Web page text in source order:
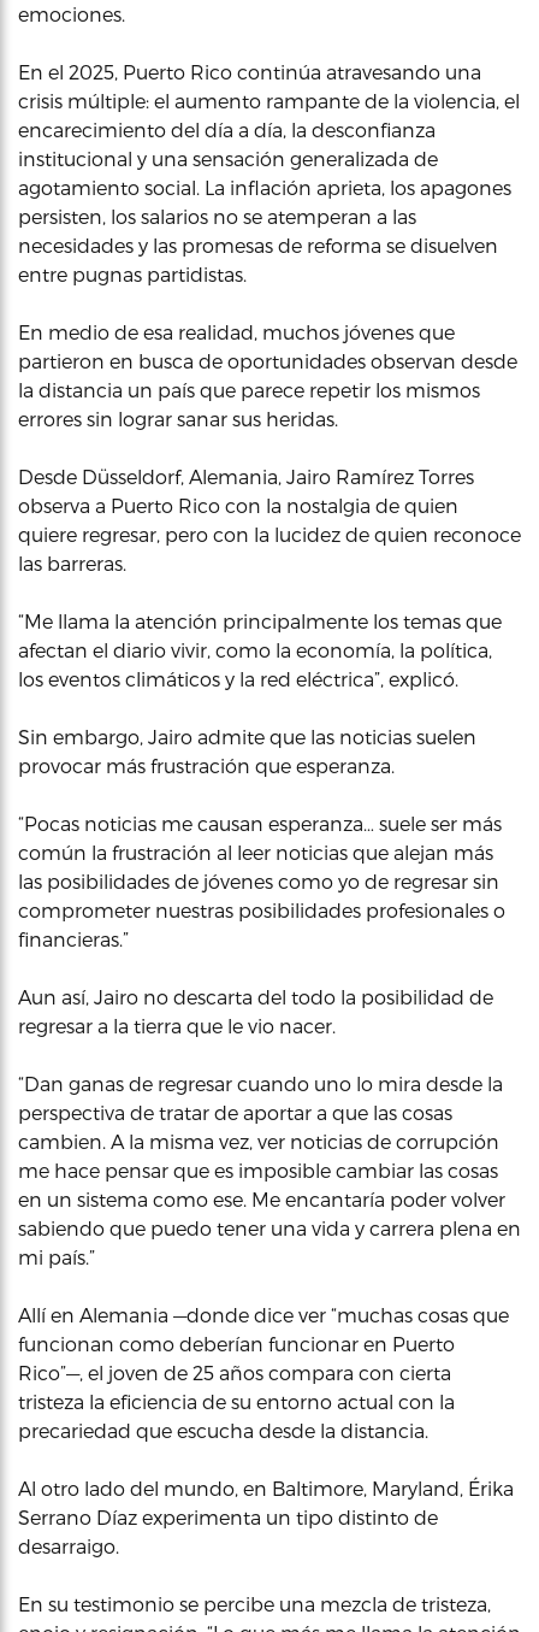
emociones.
En el 2025, Puerto Rico continúa atravesando una
crisis múltiple: el aumento rampante de la violencia, el
encarecimiento del día a día, la desconfianza
institucional y una sensación generalizada de
agotamiento social. La inflación aprieta, los apagones
persisten, los salarios no se atemperan a las
necesidades y las promesas de reforma se disuelven
entre pugnas partidistas.
En medio de esa realidad, muchos jóvenes que
partieron en busca de oportunidades observan desde
la distancia un país que parece repetir los mismos
errores sin lograr sanar sus heridas.
Desde Düsseldorf, Alemania, Jairo Ramírez Torres
observa a Puerto Rico con la nostalgia de quien
quiere regresar, pero con la lucidez de quien reconoce
las barreras.
“Me llama la atención principalmente los temas que
afectan el diario vivir, como la economía, la política,
los eventos climáticos y la red eléctrica”, explicó.
Sin embargo, Jairo admite que las noticias suelen
provocar más frustración que esperanza.
“Pocas noticias me causan esperanza… suele ser más
común la frustración al leer noticias que alejan más
las posibilidades de jóvenes como yo de regresar sin
comprometer nuestras posibilidades profesionales o
financieras.”
Aun así, Jairo no descarta del todo la posibilidad de
regresar a la tierra que le vio nacer.
“Dan ganas de regresar cuando uno lo mira desde la
perspectiva de tratar de aportar a que las cosas
cambien. A la misma vez, ver noticias de corrupción
me hace pensar que es imposible cambiar las cosas
en un sistema como ese. Me encantaría poder volver
sabiendo que puedo tener una vida y carrera plena en
mi país.”
Allí en Alemania —donde dice ver “muchas cosas que
funcionan como deberían funcionar en Puerto
Rico”—, el joven de 25 años compara con cierta
tristeza la eficiencia de su entorno actual con la
precariedad que escucha desde la distancia.
Al otro lado del mundo, en Baltimore, Maryland, Érika
Serrano Díaz experimenta un tipo distinto de
desarraigo.
En su testimonio se percibe una mezcla de tristeza,